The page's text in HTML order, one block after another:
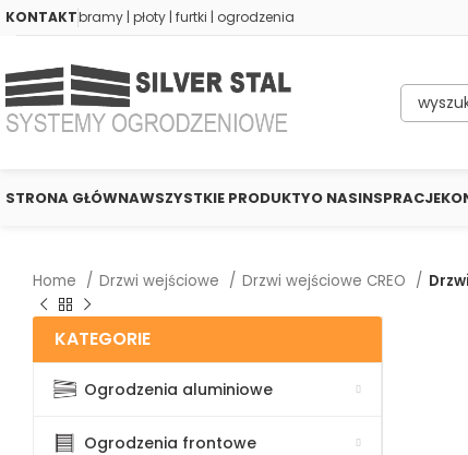
KONTAKTbramy | płoty | furtki | ogrodzenia
STRONA GŁÓWNAWSZYSTKIE PRODUKTYO NASINSPRACJE
Home Drzwi wejściowe Drzwi wejściowe CREO
KATEGORIE
Ogrodzenia aluminiowe
Ogrodzenia frontowe